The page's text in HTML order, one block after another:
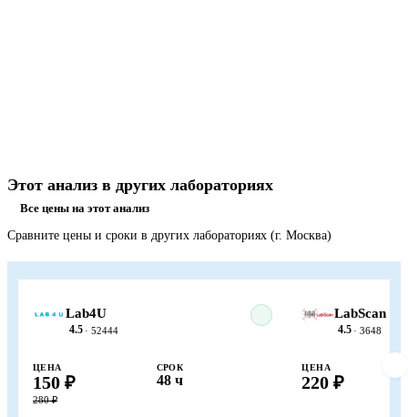
Этот анализ в других лабораториях
Все цены на этот анализ
Сравните цены и сроки в других лабораториях (г. Москва)
Lab4U
4.5 · 52444
ЦЕНА
150 ₽
280 ₽
СРОК
48 ч
LabScan
4.5 · 3648
ЦЕНА
220 ₽